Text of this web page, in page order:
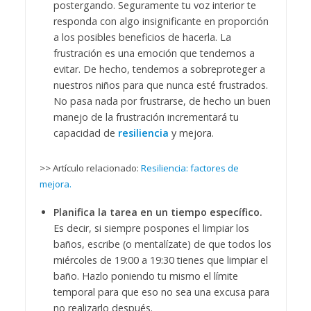
postergando. Seguramente tu voz interior te
responda con algo insignificante en proporción
a los posibles beneficios de hacerla. La
frustración es una emoción que tendemos a
evitar. De hecho, tendemos a sobreproteger a
nuestros niños para que nunca esté frustrados.
No pasa nada por frustrarse, de hecho un buen
manejo de la frustración incrementará tu
capacidad de resiliencia y mejora.
>> Artículo relacionado: Resiliencia: factores de
mejora.
Planifica la tarea en un tiempo específico.
Es decir, si siempre pospones el limpiar los
baños, escribe (o mentalízate) de que todos los
miércoles de 19:00 a 19:30 tienes que limpiar el
baño. Hazlo poniendo tu mismo el límite
temporal para que eso no sea una excusa para
no realizarlo después.